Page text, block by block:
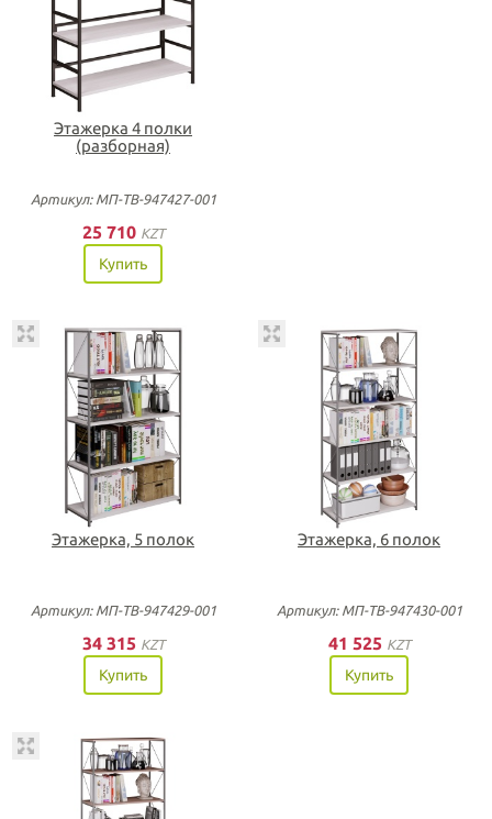
Этажерка 4 полки
(разборная)
Артикул: МП-ТВ-947427-001
25 710 KZT
Купить
Этажерка, 5 полок
Артикул: МП-ТВ-947429-001
34 315 KZT
Купить
Этажерка, 6 полок
Артикул: МП-ТВ-947430-001
41 525 KZT
Купить